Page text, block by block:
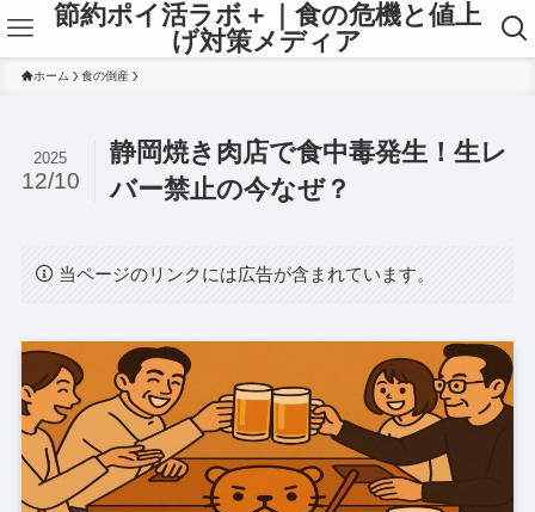
節約ポイ活ラボ＋｜食の危機と値上
げ対策メディア
ホーム 食の倒産
静岡焼き肉店で食中毒発生！生レ
バー禁止の今なぜ？
2025
12/10
当ページのリンクには広告が含まれています。